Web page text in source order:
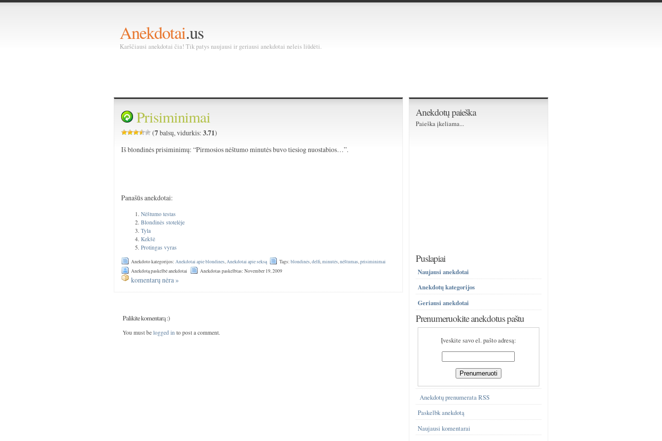
Anekdotai.us
Karščiausi anekdotai čia! Tik patys naujausi ir geriausi anekdotai neleis liūdėti.
Prisiminimai
(7balsų, vidurkis:3.71)
Iš blondinės prisiminimų: “Pirmosios nėštumo minutės buvo tiesiog nuostabios…”.
Panašūs anekdotai:
Nėštumo testas
Blondinės stotelėje
Tyla
Kekšė
Protingas vyras
Anekdoto kategorijos:Anekdotai apie blondines,Anekdotai apie seksą Tags:blondinės,delfi,minutės,nėštumas,prisiminimai
Anekdotą paskelbė anekdotai
Anekdotas paskelbtas: November 19, 2009
komentarų nėra »
Palikite komentarą :)
You must be logged into post a comment.
Anekdotų paieška
Paieška įkeliama...
Puslapiai
Naujausi anekdotai
Anekdotų kategorijos
Geriausi anekdotai
Prenumeruokite anekdotus paštu
Įveskite savo el. pašto adresą:
Anekdotų prenumerata RSS
Paskelbk anekdotą
Naujausi komentarai